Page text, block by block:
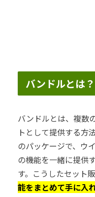
バンドルとは？
バンドルとは、複数
トとして提供する方
のパッケージで、ウ
の機能を一緒に提供
す。こうしたセット
能をまとめて手に入